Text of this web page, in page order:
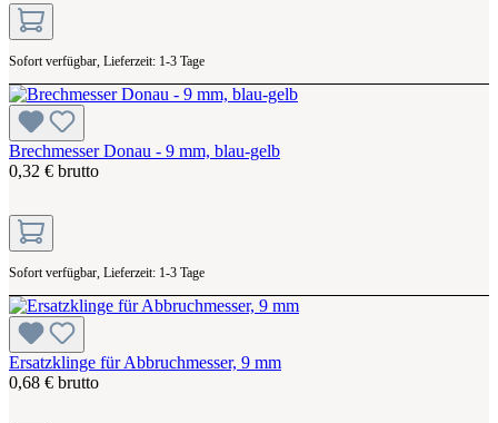
Sofort verfügbar, Lieferzeit: 1-3 Tage
Brechmesser Donau - 9 mm, blau-gelb
0,32 € brutto
Sofort verfügbar, Lieferzeit: 1-3 Tage
Ersatzklinge für Abbruchmesser, 9 mm
0,68 € brutto